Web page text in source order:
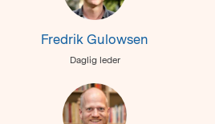
Fredrik Gulowsen
Daglig leder